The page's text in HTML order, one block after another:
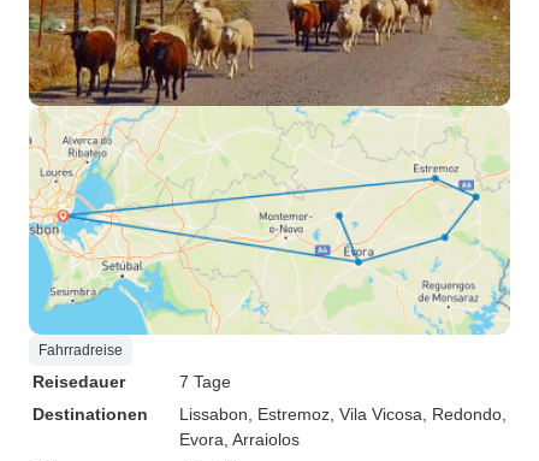
Fahrradreise
Reisedauer
7 Tage
Destinationen
Lissabon , Estremoz , Vila Vicosa , Redondo
Evora , Arraiolos